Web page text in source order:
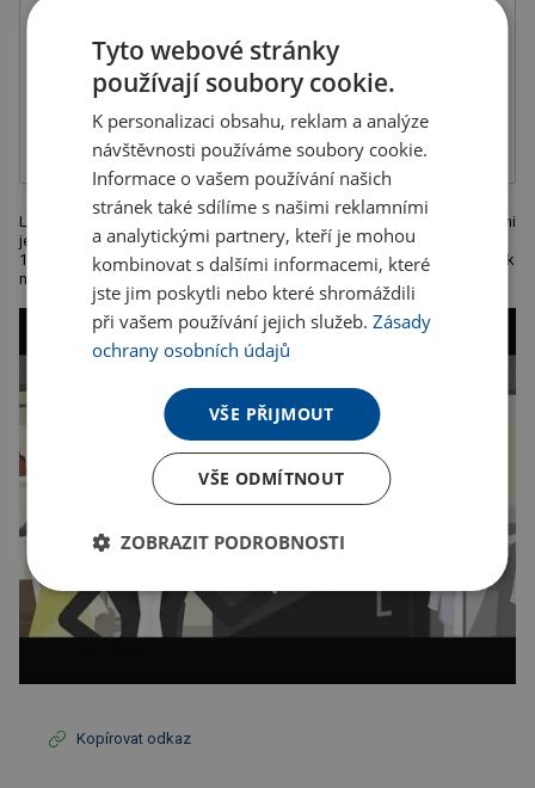
Gravír
Tampónový tisk
2-složková
barva, balené v
sáčku
Luxusní kovové pero s velkou náplní, jehož dominantní ozdobou je velmi
jemná kovová síť. Baleno v dárkové papírové kazetě. Rozměr: 14,2 x ?
1,2 cm. Doporučená technologie potisku: gravír na pero, tamponový tisk
na kazetu
Kopírovat odkaz
Tyto webové stránky
používají soubory cookie.
K personalizaci obsahu, reklam a analýze
návštěvnosti používáme soubory cookie.
Informace o vašem používání našich
stránek také sdílíme s našimi reklamními
a analytickými partnery, kteří je mohou
kombinovat s dalšími informacemi, které
jste jim poskytli nebo které shromáždili
při vašem používání jejich služeb.Zásady
ochrany osobních údajů
VŠE PŘIJMOUT
VŠE ODMÍTNOUT
ZOBRAZIT PODROBNOSTI